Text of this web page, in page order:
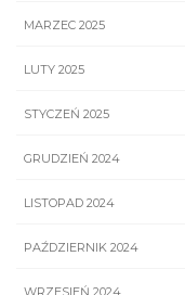
MARZEC 2025
LUTY 2025
STYCZEŃ 2025
GRUDZIEŃ 2024
LISTOPAD 2024
PAŹDZIERNIK 2024
WRZESIEŃ 2024